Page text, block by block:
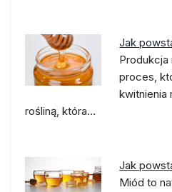
Jak
proces,
kwitnienia
rośliną, która…
Jak
Miód to